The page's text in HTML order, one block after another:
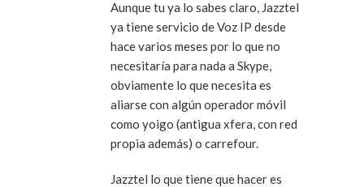
Aunque tu ya lo sabes claro, Jazztel
ya tiene servicio de Voz IP desde
hace varios meses por lo que no
necesitaría para nada a Skype,
obviamente lo que necesita es
aliarse con algún operador móvil
como yoigo (antigua xfera, con red
propia además) o carrefour.
Jazztel lo que tiene que hacer es